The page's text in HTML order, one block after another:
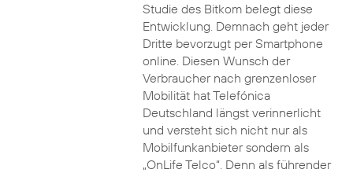
Studie des Bitkom belegt diese
Entwicklung. Demnach geht jeder
Dritte bevorzugt per Smartphone
online. Diesen Wunsch der
Verbraucher nach grenzenloser
Mobilität hat Telefónica
Deutschland längst verinnerlicht
und versteht sich nicht nur als
Mobilfunkanbieter sondern als
„OnLife Telco“. Denn als führender